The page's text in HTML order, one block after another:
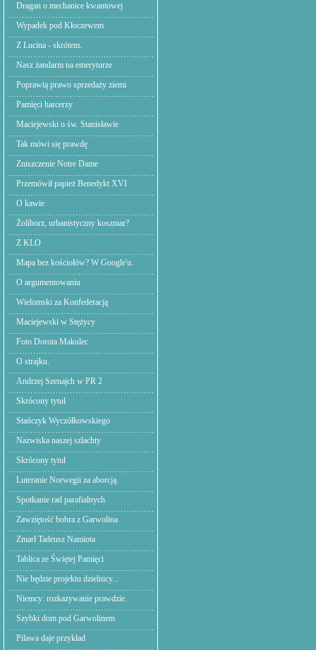
Dragan o mechanice kwantowej
Wypadek pod Kłoczewem
Z Lucina - skrótem.
Nasz żandarm na emeryturze
Poprawią prawo sprzedaży ziemi
Pamięci harcerzy
Maciejewski o św. Stanisławie
Tak mówi się prawdę
Zniszczenie Notre Dame
Przemówił papież Benedykt XVI
O kawie
Żoliborz, urbanistyczny koszmar?
Z KLO
Mapa bez kościołów? W Google'u.
O argumentowaniu
Wielomski za Konfederacją
Maciejewski w Stężycy
Foto Dorota Makulec
O strajku.
Andrzej Szenajch w PR 2
Skrócony tytuł
Stańczyk Wyczółkowskiego
Nazwiska naszej szlachty
Skrócony tytuł
Luteranie Norwegii za aborcją.
Spotkanie rad parafialnych
Zawziętość bobra z Garwolina
Zmarł Tadeusz Namiota
Tablica ze Świętej Pamięci
Nie będzie projektu dzielnicy...
Niemcy: rozkazywanie prawdzie.
Szybki dom pod Garwolinem
Pilawa daje przykład